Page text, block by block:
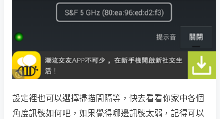
設定裡也可以選擇掃描間隔等，快去看看你家中各個
角度訊號如何吧，如果覺得哪邊訊號太弱，記得可以